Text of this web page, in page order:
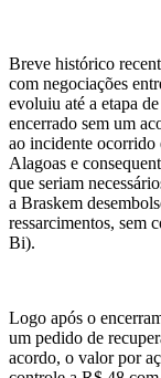
Breve histórico
com negociações
evoluiu até a etapa
encerrado sem um
ao incidente ocorrido
Alagoas e
que seriam
a Braskem
ressarcimentos, sem
Bi).
Logo após o
um pedido de
acordo, o valor por